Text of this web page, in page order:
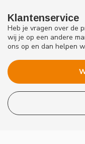
Klantenservice
Heb je vragen over de
wij je op een andere
ons op en dan helpen